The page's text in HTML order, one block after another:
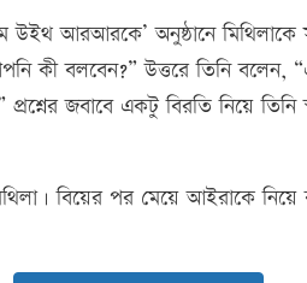
উইথ আরআরকে’ অনুষ্ঠানে
কী বলবেন?” উত্তরে তিনি বলেন,
জবাবে একটু বিরতি নিয়ে তিনি
বিয়ের পর মেয়ে আইরাকে